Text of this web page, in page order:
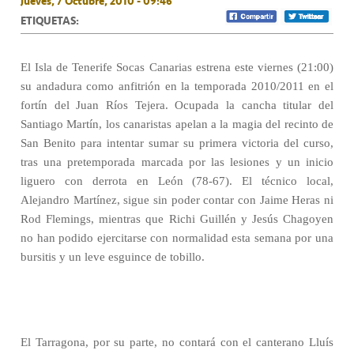
ETIQUETAS:
El Isla de Tenerife Socas Canarias estrena este viernes (21:00)
su andadura como anfitrión en la temporada 2010/2011 en el
fortín del Juan Ríos Tejera. Ocupada la cancha titular del
Santiago Martín, los canaristas apelan a la magia del recinto de
San Benito para intentar sumar su primera victoria del curso,
tras una pretemporada marcada por las lesiones y un inicio
liguero con derrota en León (78-67). El técnico local,
Alejandro Martínez, sigue sin poder contar con Jaime Heras ni
Rod Flemings, mientras que Richi Guillén y Jesús Chagoyen
no han podido ejercitarse con normalidad esta semana por una
bursitis y un leve esguince de tobillo.
El Tarragona, por su parte, no contará con el canterano Lluís